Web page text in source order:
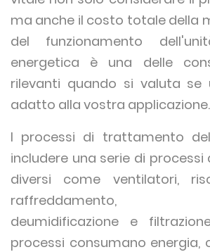
ma anche il costo totale della
del funzionamento
energetica è una delle
rilevanti quando si valuta
adatto alla vostra applicazione.
I processi di trattamento
includere una serie di
diversi come ventilatori,
raffreddamento,
deumidificazione e
processi consumano energia,